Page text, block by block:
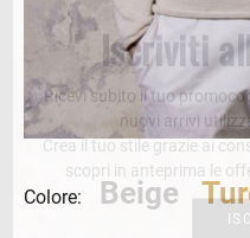
Colore: Beige
Iscriviti
Ricevi subito il tuo
nuovi arrivi
Crea il tuo stile grazie ai
scopri in anteprima le